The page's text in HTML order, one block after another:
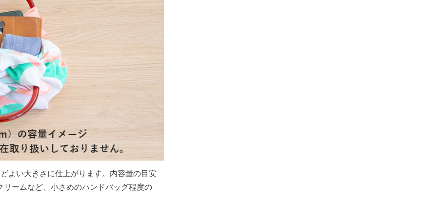
よい大きさに仕上がります。内容量の目安
ームなど、小さめのハンドバッグ程度の